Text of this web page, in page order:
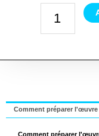
Comment préparer
Comment préparer